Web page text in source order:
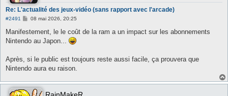
Re: L'actualité des jeux-vidéo (sans rapport avec l'arcade)
#2491
M
s
a
08 mai 2026, 20:25
Manifestement, le le coût de la ram a un impact sur les abonnements
Nintendo au Japon...
Après, si le public est toujours reste aussi facile, ça prouvera que
Nintendo aura eu raison.
RainMakeR